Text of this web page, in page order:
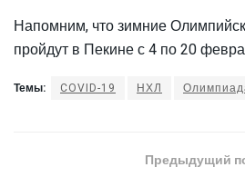
Напомним, что зимние
пройдут в Пекине с 4 по 20
Темы: COVID-19 НХЛ
Предыдущий